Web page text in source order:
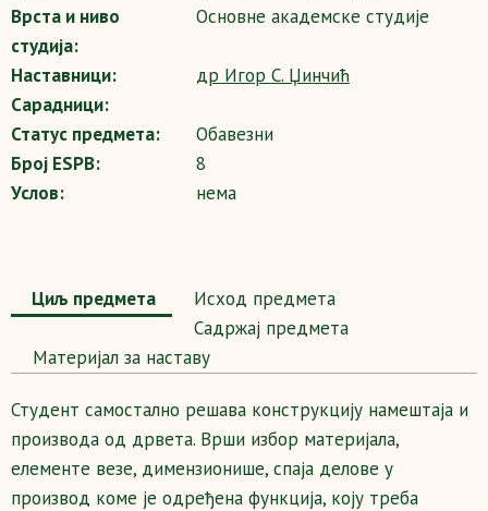
Врста и ниво
студија:
Основне академске студије
Наставници:
др Игор С. Џинчић
Сарадници:
Статус предмета:
Обавезни
Број ESPB:
8
Услов:
нема
Циљ предмета
Исход предмета
Садржај предмета
Maтеријал за наставу
Студент самостално решава конструкцију намештаја и
производа од дрвета. Врши избор материјала,
елементе везе, димензионише, спаја делове у
производ коме је одређена функција, коју треба